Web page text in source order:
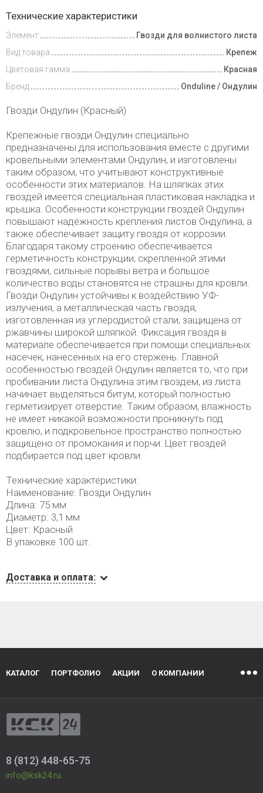
и оплата
Технические характеристики
Элемент
Гвозди для волнистого листа
Вид товара
Крепеж
Цветовая гамма
Красная
Бренд
Onduline / Ондулин
Гвозди Ондулин (Красный)
Крепежные гвозди Ондулин специально
предназначены для использования вместе с другими
кровельными элементами Ондулин, и изготовлены
таким образом, что учитывают конструктивные
особенности этих материалов. На шляпках этих
гвоздей имеется специальная пластиковая накладка и
крышка. Особенности конструкции гвоздей Ондулин
повышают надежность крепления листов Ондулина, а
также обеспечивает защиту гвоздя от коррозии.
Благодаря такому строению обеспечивается
герметичность конструкции, скрепленной этими
гвоздями, сильные порывы ветра и большое
количество воды становятся не страшны для кровли.
Гвозди Ондулин устойчивы к воздействию УФ-
излучения, а металлическая часть гвоздя,
изготовленная из углеродистой стали, защищена от
ржавчины широкой шляпкой. Фиксация гвоздя в
материале обеспечивается при помощи специальных
насечек, нанесенных на его стержень. Главной
особенностью гвоздей Ондулин является то, что при
пробивании листа Ондулина этим гвоздем, из листа
начинает выделяться битум, который полностью
герметизирует отверстие. Таким образом, влажность
не имеет никакой возможности проникнуть под
кровлю, и подкровельное пространство полностью
защищено от промокания и порчи. Цвет гвоздей
подбирается под цвет кровли.
Технические характеристики:
Наименование: Гвозди Ондулин
Длина: 75 мм
Диаметр: 3,1 мм
Цвет: Красный
В упаковке 100 шт.
Доставка и оплата:
КАТАЛОГ ПОРТФОЛИО АКЦИИ О КОМПАНИИ
8 (812) 448-65-75
info@ksk24.ru